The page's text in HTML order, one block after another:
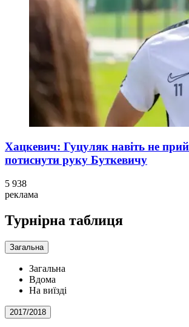
Хацкевич: Гуцуляк навіть не
потиснути руку Буткевичу
5 938
реклама
Турнірна таблиця
Загальна
Загальна
Вдома
На виїзді
2017/2018